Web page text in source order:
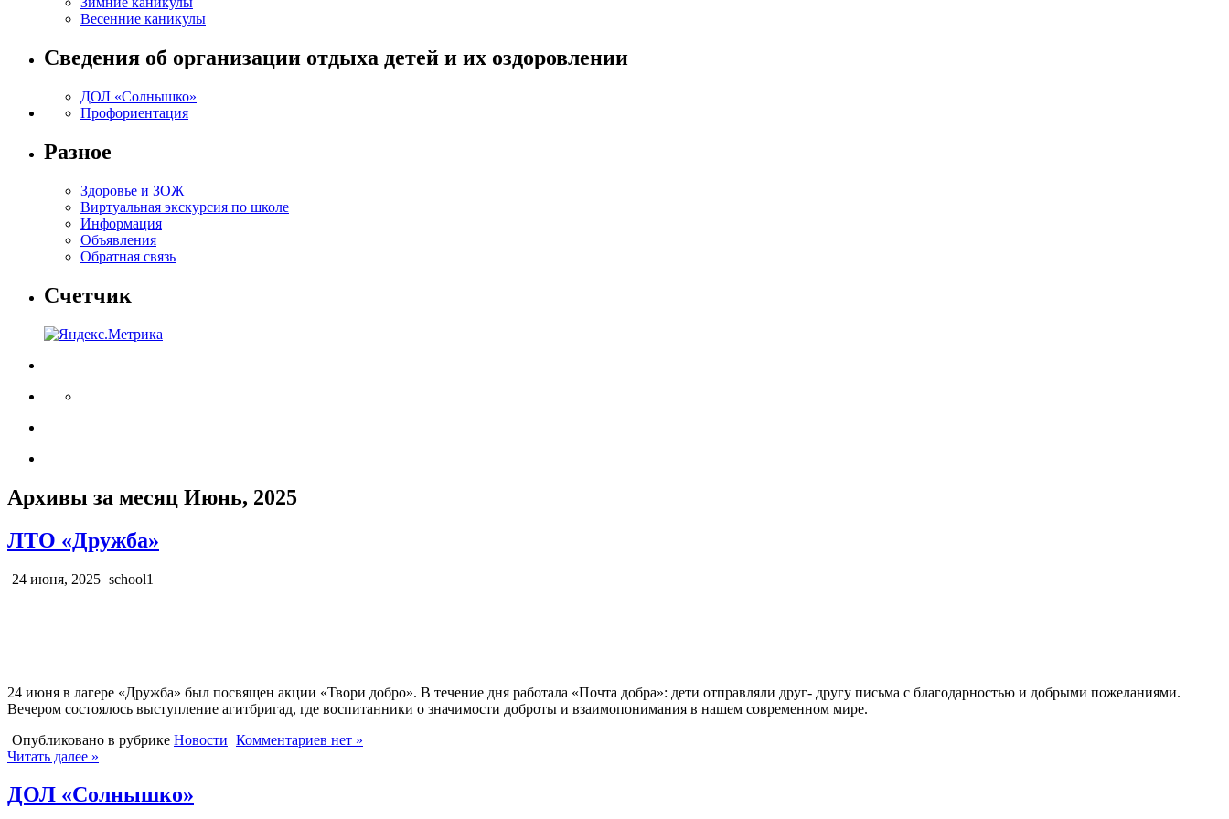
Весенние каникулы
Сведения об организации отдыха детей и их оздоровлении
ДОЛ «Солнышко»
Профориентация
Разное
Здоровье и ЗОЖ
Виртуальная экскурсия по школе
Информация
Объявления
Обратная связь
Счетчик
Архивы за месяц Июнь, 2025
ЛТО «Дружба»
24 июня, 2025 school1
24 июня в лагере «Дружба» был посвящен акции «Твори добро». В течение дня работала «Почта добра»: дети отправляли друг- другу письма с благодарностью и добрыми пожеланиями.
Вечером состоялось выступление агитбригад, где воспитанники о значимости доброты и взаимопонимания в нашем современном мире.
Опубликовано в рубрике Новости Комментариев нет »
Читать далее »
ДОЛ «Солнышко»